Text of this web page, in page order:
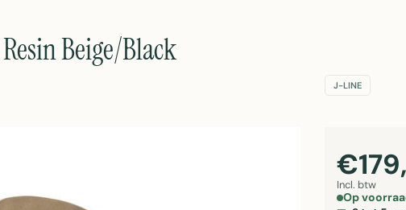
Beige/Black
J-LINE
Incl. btw
Op